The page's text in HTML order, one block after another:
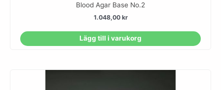
Blood Agar Base No.2
1.048,00 kr
Lägg till i varukorg